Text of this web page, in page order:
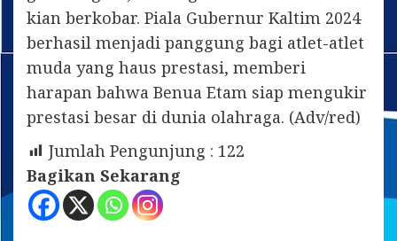
kian berkobar. Piala Gubernur Kaltim 2024
berhasil menjadi panggung bagi atlet-atlet
muda yang haus prestasi, memberi
harapan bahwa Benua Etam siap mengukir
prestasi besar di dunia olahraga. (Adv/red)
Jumlah Pengunjung : 122
Bagikan Sekarang